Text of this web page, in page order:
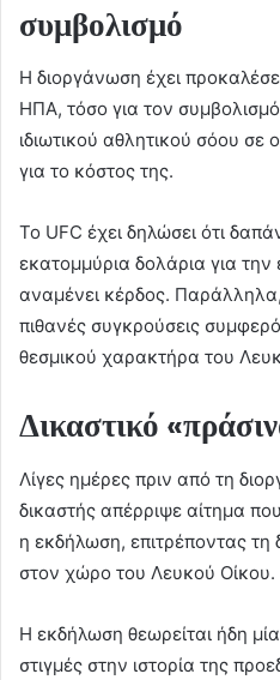
συμβολισμό
Η διοργάνωση έχει
ΗΠΑ, τόσο για τον
ιδιωτικού αθλητικού σόου
για το κόστος της.
Το UFC έχει δηλώσει ότι
εκατομμύρια δολάρια για
αναμένει κέρδος.
πιθανές συγκρούσεις
θεσμικού χαρακτήρα του
Δικαστικό
Λίγες ημέρες πριν από τη
δικαστής απέρριψε αίτημα
η εκδήλωση, επιτρέποντας
στον χώρο του Λευκού Οίκου.
Η εκδήλωση θεωρείται ήδη
στιγμές στην ιστορία της